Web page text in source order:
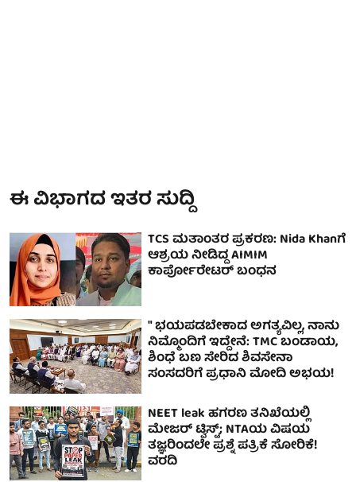
ಈ ವಿಭಾಗದ ಇತರ ಸುದ್ದಿ
TCS ಮತಾಂತರ ಪ್ರಕರಣ: Nida Khanಗೆ
ಆಶ್ರಯ ನೀಡಿದ್ದ AIMIM
ಕಾರ್ಪೋರೇಟರ್ ಬಂಧನ
" ಭಯಪಡಬೇಕಾದ ಅಗತ್ಯವಿಲ್ಲ, ನಾನು
ನಿಮ್ಮೊಂದಿಗೆ ಇದ್ದೇನೆ: TMC ಬಂಡಾಯ,
ಶಿಂಧೆ ಬಣ ಸೇರಿದ ಶಿವಸೇನಾ
ಸಂಸದರಿಗೆ ಪ್ರಧಾನಿ ಮೋದಿ ಅಭಯ!
NEET leak ಹಗರಣ ತನಿಖೆಯಲ್ಲಿ
ಮೇಜರ್ ಟ್ವಿಸ್ಟ್; NTAಯ ವಿಷಯ
ತಜ್ಞರಿಂದಲೇ ಪ್ರಶ್ನೆ ಪತ್ರಿಕೆ ಸೋರಿಕೆ!
ವರದಿ